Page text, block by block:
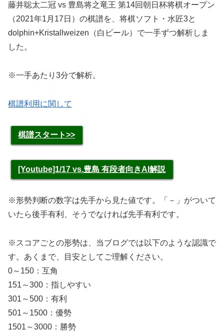
藤井聡太二冠 vs 豊島将之竜王 第14回朝日杯将棋オープン
（2021年1月17日）の棋譜を、将棋ソフト・水匠3と
dolphin+Kristallweizen（白ビール）で一手ずつ解析しま
した。
※一手あたり3分で解析。
棋譜利用に関して
棋譜スタート>>
[Youtube]1/17 vs.豊島 有段者向きAI解説
※形勢判断の数字は先手から見た値です。「－」がついて
いたら後手有利、そうでなければ先手有利です。
※スコアごとの形勢は、当ブログでは以下のような認識で
す。あくまで、目安としてご理解ください。
0～150：互角
151～300：指しやすい
301～500：有利
501～1500：優勢
1501～3000：勝勢